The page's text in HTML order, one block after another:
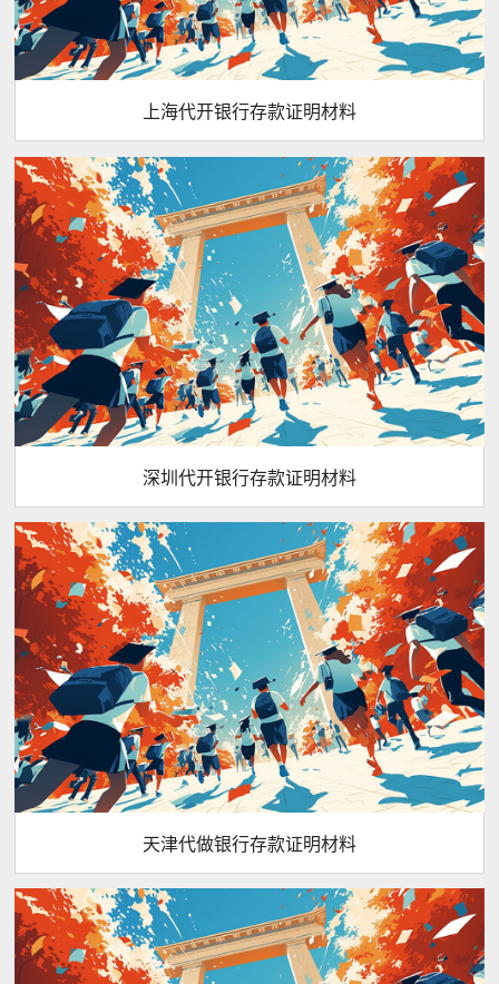
上海代开银行存款证明材料
深圳代开银行存款证明材料
天津代做银行存款证明材料